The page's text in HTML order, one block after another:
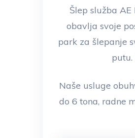
Šlep služba
obavlja svoje
park za šlepanje
Naše usluge
do 6 tona, radne